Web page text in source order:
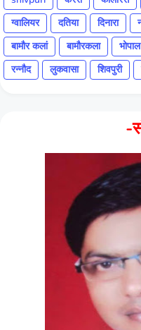
ग्वालियर
दतिया दिनारा
बामौर कलां
बामौरकला भोपाल
रन्नौद
लुकवासा शिवपुरी
-